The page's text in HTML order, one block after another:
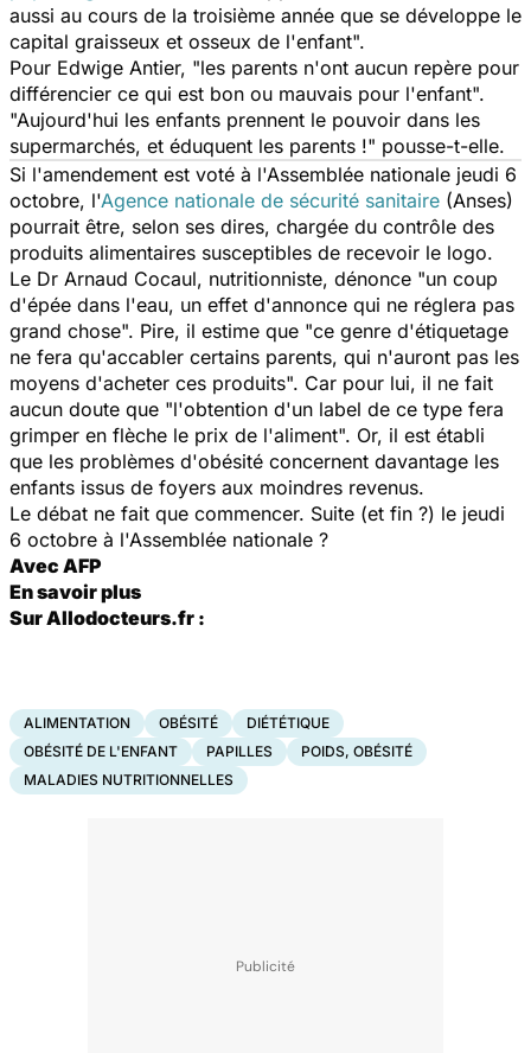
aussi au cours de la troisième année que se développe le
capital graisseux et osseux de l'enfant".
Pour Edwige Antier, "les parents n'ont aucun repère pour
différencier ce qui est bon ou mauvais pour l'enfant".
"Aujourd'hui les enfants prennent le pouvoir dans les
supermarchés, et éduquent les parents !" pousse-t-elle.
Si l'amendement est voté à l'Assemblée nationale jeudi 6
octobre, l'Agence nationale de sécurité sanitaire (Anses)
pourrait être, selon ses dires, chargée du contrôle des
produits alimentaires susceptibles de recevoir le logo.
Le Dr Arnaud Cocaul, nutritionniste, dénonce "un coup
d'épée dans l'eau, un effet d'annonce qui ne réglera pas
grand chose". Pire, il estime que "ce genre d'étiquetage
ne fera qu'accabler certains parents, qui n'auront pas les
moyens d'acheter ces produits". Car pour lui, il ne fait
aucun doute que "l'obtention d'un label de ce type fera
grimper en flèche le prix de l'aliment". Or, il est établi
que les problèmes d'obésité concernent davantage les
enfants issus de foyers aux moindres revenus.
Le débat ne fait que commencer. Suite (et fin ?) le jeudi
6 octobre à l'Assemblée nationale ?
Avec AFP
En savoir plus
Sur Allodocteurs.fr :
ALIMENTATION OBÉSITÉ
DIÉTÉTIQUE
OBÉSITÉ DE L'ENFANT
PAPILLES
POIDS, OBÉSITÉ
MALADIES NUTRITIONNELLES